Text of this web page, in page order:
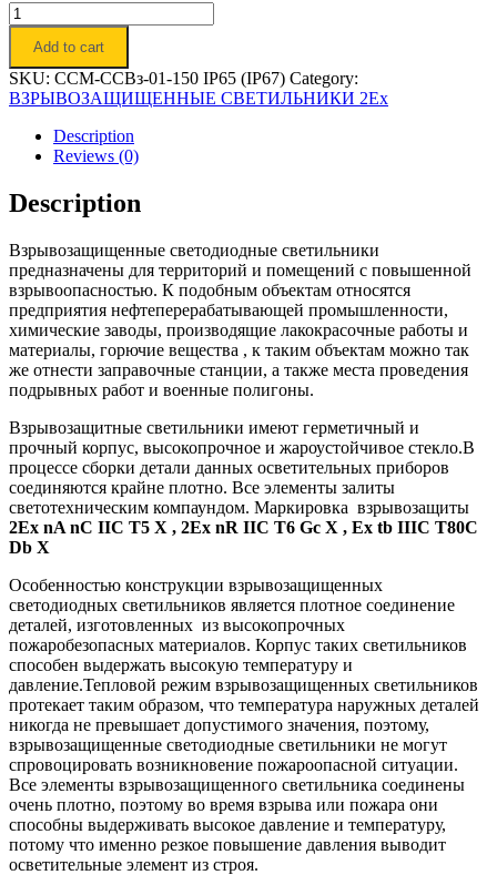
Светильник
светодиодный
взрывозащищенный
"Орион-
Q
150
2Ех"
quantity
Add to cart
SKU: ССМ-ССВз-01-150 IP65 (IP67) Category:
ВЗРЫВОЗАЩИЩЕННЫЕ СВЕТИЛЬНИКИ 2Ex
Description
Reviews (0)
Description
Взрывозащищенные светодиодные светильники
предназначены для территорий и помещений с повышенной
взрывоопасностью. К подобным объектам относятся
предприятия нефтеперерабатывающей промышленности,
химические заводы, производящие лакокрасочные работы и
материалы, горючие вещества , к таким объектам можно так
же отнести заправочные станции, а также места проведения
подрывных работ и военные полигоны.
Взрывозащитные светильники имеют герметичный и
прочный корпус, высокопрочное и жароустойчивое стекло.В
процессе сборки детали данных осветительных приборов
соединяются крайне плотно. Все элементы залиты
светотехническим компаундом. Маркировка взрывозащиты
2Ех nA nC IIC T5 X , 2Ех nR IIC T6 Gc X , Ех tb IIIC T80C
Db X
Особенностью конструкции взрывозащищенных
светодиодных светильников является плотное соединение
деталей, изготовленных из высокопрочных
пожаробезопасных материалов. Корпус таких светильников
способен выдержать высокую температуру и
давление.Тепловой режим взрывозащищенных светильников
протекает таким образом, что температура наружных деталей
никогда не превышает допустимого значения, поэтому,
взрывозащищенные светодиодные светильники не могут
спровоцировать возникновение пожароопасной ситуации.
Все элементы взрывозащищенного светильника соединены
очень плотно, поэтому во время взрыва или пожара они
способны выдерживать высокое давление и температуру,
потому что именно резкое повышение давления выводит
осветительные элемент из строя.